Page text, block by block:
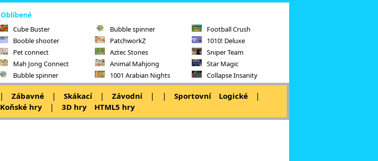
Oblíbené
Cube Buster
Booble shooter
Pet connect
Mah Jong Connect
Bubble spinner
Bubble spinner
PatchworkZ
Aztec Stones
Animal Mahjong
1001 Arabian Nights
Football Crush
1010! Deluxe
Sniper Team
Star Magic
Collapse Insanity
| Zábavné | Skákací | Závodní | | Sportovní Logické |
Koňské hry | 3D hry HTML5 hry